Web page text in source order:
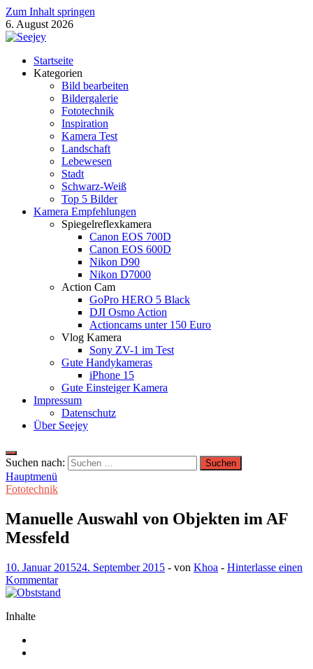
Zum Inhalt springen
6. August 2026
Seejey Fotoblog
Fotografie Magazin von Khoa Nguyen
Startseite
Kategorien
Bild bearbeiten
Bildergalerie
Fototechnik
Inspiration
Kamera Test
Landschaft
Lebewesen
Stadt
Schwarz-Weiß
Top 5 Bilder
Kamera Empfehlungen
Spiegelreflexkamera
Canon EOS 700D
Canon EOS 600D
Nikon D90
Nikon D7000
Action Cam
GoPro HERO 5 Black
DJI Osmo Action
Actioncams unter 150 Euro
Vlog Kamera
Sony ZV-1 im Test
Gute Handykameras
iPhone 15
Gute Einsteiger Kamera
Impressum
Datenschutz
Über Seejey
Suchen nach:
Hauptmenü
Fototechnik
Manuelle Auswahl von Objekten im AF
Messfeld
10. Januar 201524. September 2015 - von Khoa - Hinterlasse einen
Kommentar
Inhalte